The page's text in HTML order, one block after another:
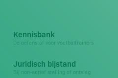
Kennisbank
De oefenstof voor voetbaltrainers
Juridisch bijstand
Bij non-actief stelling of ontslag